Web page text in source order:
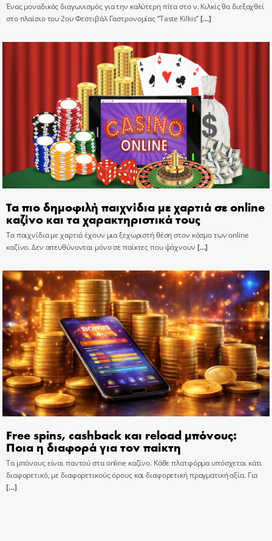
Ένας μοναδικός διαγωνισμός για την καλύτερη πίτα στο ν. Κιλκίς θα διεξαχθεί
στο πλαίσιο του 2ου Φεστιβάλ Γαστρονομίας “Taste Kilkis”[…]
Τα πιο δημοφιλή παιχνίδια με χαρτιά σε online
καζίνο και τα χαρακτηριστικά τους
Τα παιχνίδια με χαρτιά έχουν μια ξεχωριστή θέση στον κόσμο των online
καζίνο. Δεν απευθύνονται μόνο σε παίκτες που ψάχνουν […]
Free spins, cashback και reload μπόνους:
Ποια η διαφορά για τον παίκτη
Τα μπόνους είναι παντού στα online καζίνο. Κάθε πλατφόρμα υπόσχεται κάτι
διαφορετικό, με διαφορετικούς όρους και διαφορετική πραγματική αξία. Για
[…]